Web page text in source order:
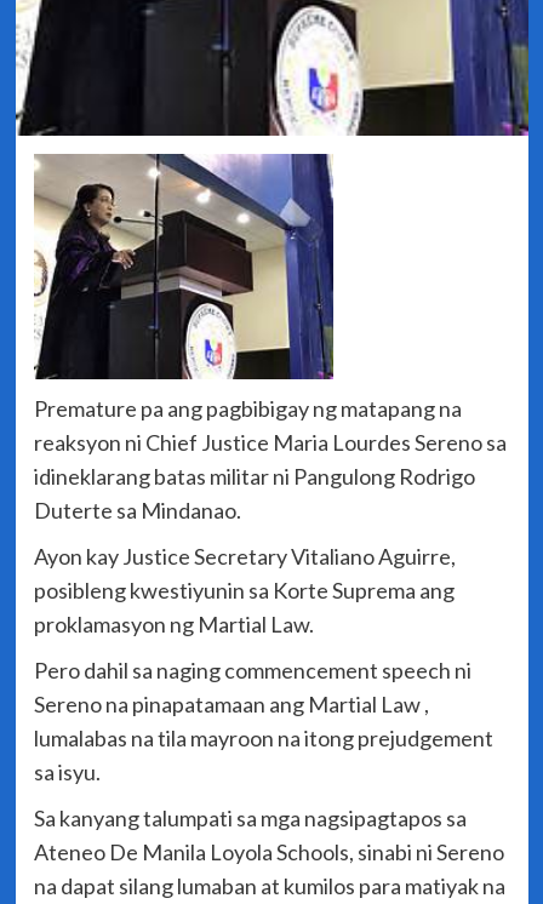
Premature pa ang pagbibigay ng matapang na
reaksyon ni Chief Justice Maria Lourdes Sereno sa
idineklarang batas militar ni Pangulong Rodrigo
Duterte sa Mindanao.
Ayon kay Justice Secretary Vitaliano Aguirre,
posibleng kwestiyunin sa Korte Suprema ang
proklamasyon ng Martial Law.
Pero dahil sa naging commencement speech ni
Sereno na pinapatamaan ang Martial Law ,
lumalabas na tila mayroon na itong prejudgement
sa isyu.
Sa kanyang talumpati sa mga nagsipagtapos sa
Ateneo De Manila Loyola Schools, sinabi ni Sereno
na dapat silang lumaban at kumilos para matiyak na